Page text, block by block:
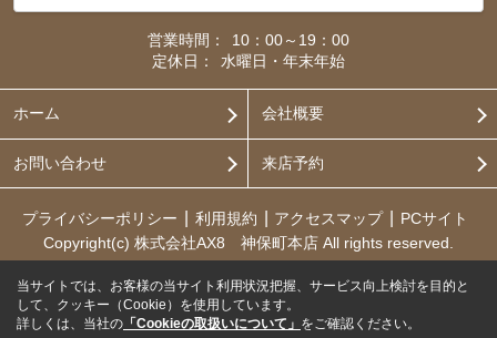
営業時間：
10：00～19：00
定休日：
水曜日・年末年始
ホーム 会社概要
お問い合わせ 来店予約
プライバシーポリシー 利用規約 アクセスマップ
PCサイト
Copyright(c) 株式会社AX8 神保町本店 All rights reserved.
当サイトでは、お客様の当サイト利用状況把握、サービス向上検討を目的と
して、クッキー（Cookie）を使用しています。
詳しくは、当社の 「Cookieの取扱いについて」 をご確認ください。